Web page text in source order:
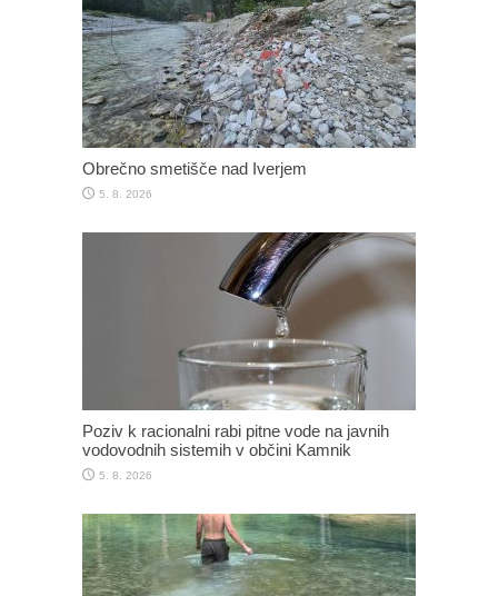
Obrečno smetišče nad Iverjem
5. 8. 2026
Poziv k racionalni rabi pitne vode na javnih
vodovodnih sistemih v občini Kamnik
5. 8. 2026